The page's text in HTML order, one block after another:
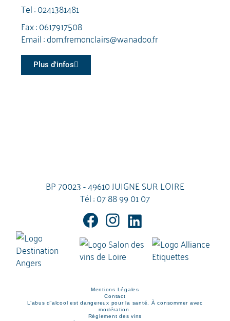
Tel :0241381481
Fax : 0617917508
Email :dom.fremonclairs@wanadoo.fr
Plus d'infos
BP 70023 - 49610 JUIGNE SUR LOIRE
Tél :07 88 99 01 07
Mentions Légales
Contact
L’abus d’alcool est dangereux pour la santé. À consommer avec
modération.
Règlement des vins